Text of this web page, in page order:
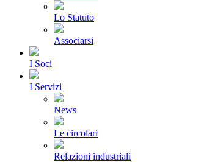
Lo Statuto
Associarsi
I Soci
I Servizi
News
Le circolari
Relazioni industriali